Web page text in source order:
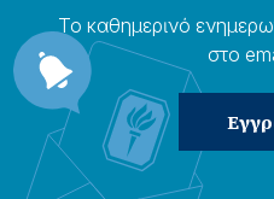
Το καθημερɩνό
στο